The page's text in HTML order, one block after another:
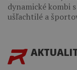
dynamické kombi
ušľachtilé a